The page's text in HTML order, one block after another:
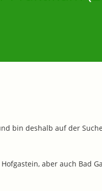
bin deshalb auf der
aber auch Bad